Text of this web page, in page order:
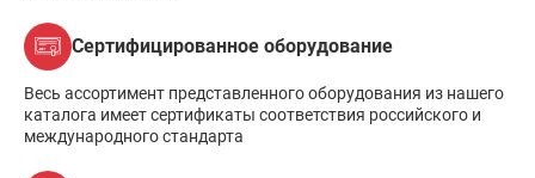
Сертифицированное оборудование
Весь ассортимент представленного оборудования из нашего
каталога имеет сертификаты соответствия российского и
международного стандарта